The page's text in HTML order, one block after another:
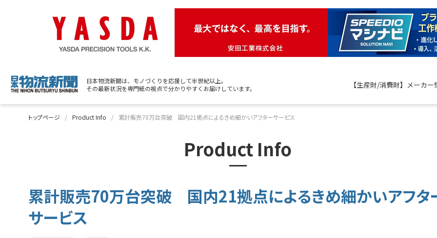
日本物流新聞は、モノづくりを応援して半世紀以上。
その最新状況を専門紙の視点で分かりやすくお届けしています。
【生産財/消費財】メーカー
トップページ Product Info 累計販売70万台突破 国内21拠点によるきめ細かいアフターサービス
Product Info
累計販売70万台突破 国内21拠点によるきめ細かいアフタ
サービス